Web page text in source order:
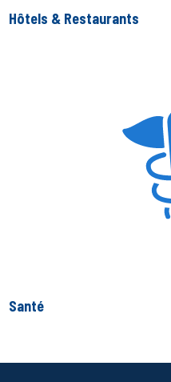
Hôtels & Restaurants
Santé